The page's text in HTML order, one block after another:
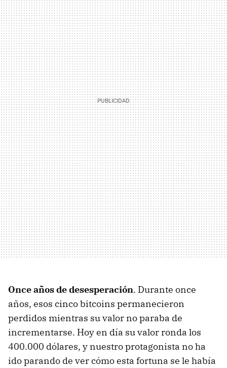
Once años de desesperación. Durante once
años, esos cinco bitcoins permanecieron
perdidos mientras su valor no paraba de
incrementarse. Hoy en día su valor ronda los
400.000 dólares, y nuestro protagonista no ha
ido parando de ver cómo esta fortuna se le había